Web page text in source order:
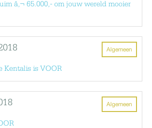
â‚¬ 65.000,- om jouw wereld mooier
Algemeen
Kentalis is VOOR
Algemeen